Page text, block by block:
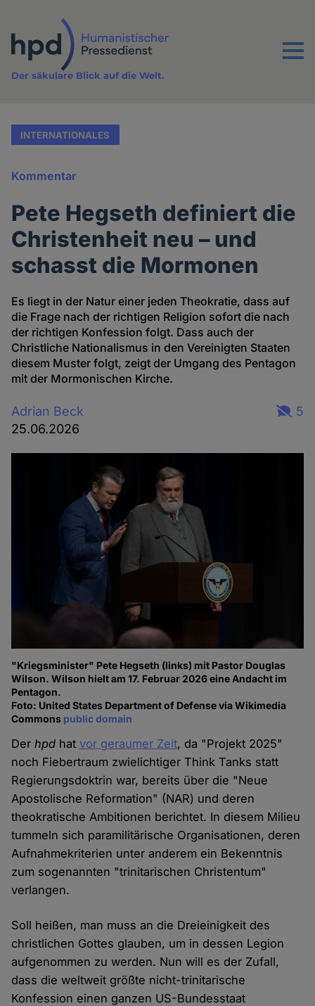
Inhalt
Menu
Der säkulare Blick auf die Welt.
INTERNATIONALES
Kommentar
Pete Hegseth definiert die
Christenheit neu – und
schasst die Mormonen
Es liegt in der Natur einer jeden Theokratie, dass auf
die Frage nach der richtigen Religion sofort die nach
der richtigen Konfession folgt. Dass auch der
Christliche Nationalismus in den Vereinigten Staaten
diesem Muster folgt, zeigt der Umgang des Pentagon
mit der Mormonischen Kirche.
Adrian Beck
25.06.2026
5
"Kriegsminister" Pete Hegseth (links) mit Pastor Douglas
Wilson. Wilson hielt am 17. Februar 2026 eine Andacht im
Pentagon.
Foto: United States Department of Defense via Wikimedia
Commons public domain
Derhpd hatvor geraumer Zeit, da "Projekt 2025"
noch Fiebertraum zwielichtiger Think Tanks statt
Regierungsdoktrin war, bereits über die "Neue
Apostolische Reformation" (NAR) und deren
theokratische Ambitionen berichtet. In diesem Milieu
tummeln sich paramilitärische Organisationen, deren
Aufnahmekriterien unter anderem ein Bekenntnis
zum sogenannten "trinitarischen Christentum"
verlangen.
Soll heißen, man muss an die Dreieinigkeit des
christlichen Gottes glauben, um in dessen Legion
aufgenommen zu werden. Nun will es der Zufall,
dass die weltweit größte nicht-trinitarische
Konfession einen ganzen US-Bundesstaat